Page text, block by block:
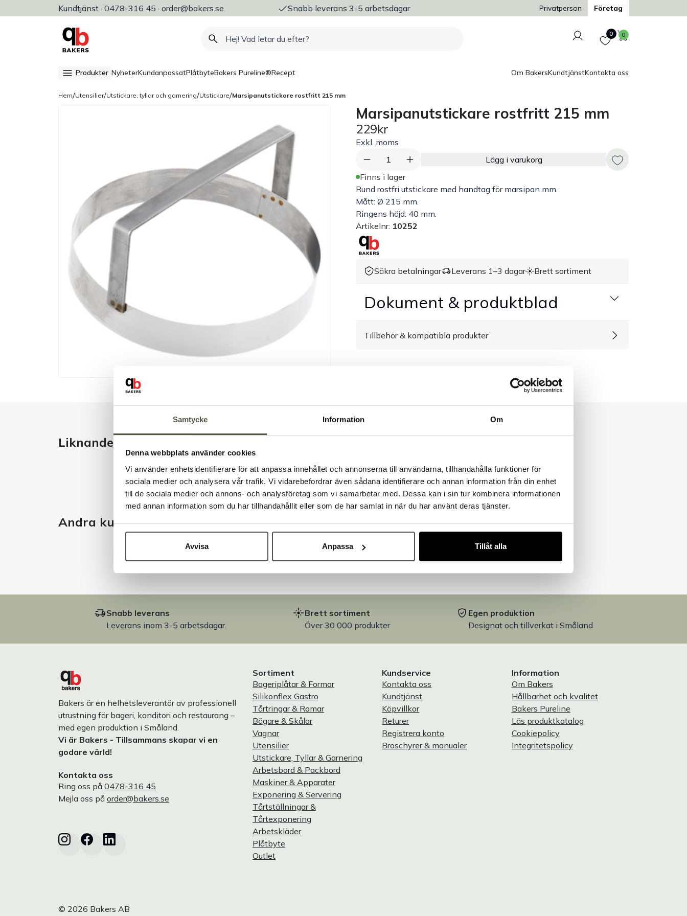
Samtycke Information Om
Denna webbplats använder cookies
Vi använder enhetsidentifierare för att anpassa innehållet och annonserna till användarna, tillhandahålla funktioner för
sociala medier och analysera vår trafik. Vi vidarebefordrar även sådana identifierare och annan information från din enhet
till de sociala medier och annons- och analysföretag som vi samarbetar med. Dessa kan i sin tur kombinera informationen
med annan information som du har tillhandahållit eller som de har samlat in när du har använt deras tjänster.
Avvisa Anpassa Tillåt alla
Kundtjänst · 0478-316 45 · order@bakers.se
Allt för bageri, konditori & restaurang Snabb leverans 3-5 arbetsdagar Trygg och säker betalning
Privatperson Företag
Logga in
Favoriter
0 Varukorg
0
Produkter NyheterKundanpassatPlåtbyteBakers Pureline®Recept Om BakersKundtjänstKontakta oss
Hem/Utensilier/Utstickare, tyllar och garnering/Utstickare/Marsipanutstickare rostfritt 215 mm
Marsipanutstickare rostfritt 215 mm
229kr
Exkl. moms
1
Lägg i varukorg
Finns i lager
Rund rostfri utstickare med handtag för marsipan mm.
Mått: Ø 215 mm.
Ringens höjd: 40 mm.
Artikelnr: 10252
Säkra betalningar Leverans 1–3 dagar Brett sortiment
Dokument & produktblad
Tillbehör & kompatibla produkter
Liknande produkter
Andra kunder tittade även på
Snabb leverans
Leverans inom 3-5 arbetsdagar.
Brett sortiment
Över 30 000 produkter
Egen produktion
Designat och tillverkat i Småland
Bakers är en helhetsleverantör av professionell
utrustning för bageri, konditori och restaurang –
med egen produktion i Småland.
Vi är Bakers - Tillsammans skapar vi en
godare värld!
Kontakta oss
Ring oss på 0478-316 45
Mejla oss på order@bakers.se
Sortiment
Bageriplåtar & Formar
Silikonflex Gastro
Tårtringar & Ramar
Bägare & Skålar
Vagnar
Utensilier
Utstickare, Tyllar & Garnering
Arbetsbord & Packbord
Maskiner & Apparater
Exponering & Servering
Tårtställningar &
Tårtexponering
Arbetskläder
Plåtbyte
Outlet
Kundservice
Kontakta oss
Kundtjänst
Köpvillkor
Returer
Registrera konto
Broschyrer & manualer
Information
Om Bakers
Hållbarhet och kvalitet
Bakers Pureline
Läs produktkatalog
Cookiepolicy
Integritetspolicy
© 2026 Bakers AB
Välkommen till Bakers!
Handlar du som företag eller privatperson?
Fortsätt som privatperson
Fortsätt som företag